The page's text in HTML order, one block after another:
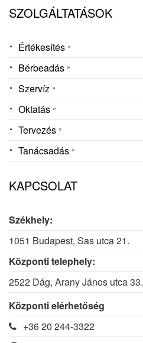
SZOLGÁLTATÁSOK
Értékesítés
Bérbeadás
Szervíz
Oktatás
Tervezés
Tanácsadás
KAPCSOLAT
Székhely:
1051 Budapest, Sas utca 21.
Központi telephely:
2522 Dág, Arany János utca 33.
Központi elérhetőség
+36 20 244-3322